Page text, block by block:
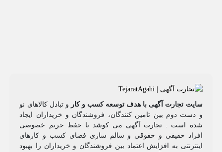
سایت تجارت آگهی با هدف توسعه کسب و کار و تبادل کالاهای نو
و دست دوم بین تامین کنندگان، فروشندگان و خریداران ایجاد
شده است . تجارت آگهی می کوشد با حفظ حریم خصوصی
افراد حقیقی و حقوقی و سالم سازی فضای کسب و کارهای
اینترنتی به افزایش اعتماد بین فروشندگان و خریداران را بهبود